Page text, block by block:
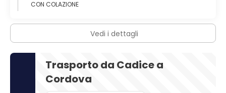
CON COLAZIONE
Vedi i dettagli
Trasporto da Cadice a
Cordova